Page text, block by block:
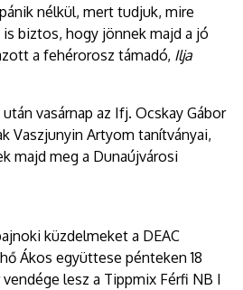
nélkül, mert tudjuk, mire
biztos, hogy jönnek majd a jó
a fehérorosz támadó, Ilja
vasárnap az Ifj. Ocskay Gábor
Vaszjunyin Artyom tanítványai,
majd meg a Dunaújvárosi
küzdelmeket a DEAC
Ákos együttese pénteken 18
lesz a Tippmix Férfi NB I